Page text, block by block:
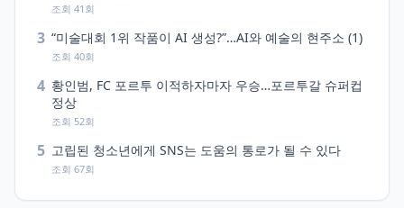
조회 41회
3 “미술대회 1위 작품이 AI 생성?”…AI와 예술의 현주소 (1)
조회 40회
4 황인범, FC 포르투 이적하자마자 우승…포르투갈 슈퍼컵
정상
조회 52회
5 고립된 청소년에게 SNS는 도움의 통로가 될 수 있다
조회 67회